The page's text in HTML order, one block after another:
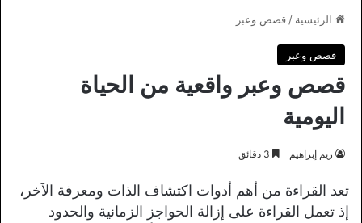
الرئيسية / قصص وعبر
قصص وعبر
قصص وعبر واقعية من الحياة
اليومية
ريم إبراهيم
تعد القراءة من أهم أدوات اكتشاف الذات ومعرفة الآخر،
إذ تعمل القراءة على إزالة الحواجز الزمانية والحدود